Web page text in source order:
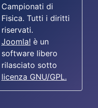
Campionati di
Fisica. Tutti i diritti
riservati.
Joomla! è un
software libero
rilasciato sotto
licenza GNU/GPL.